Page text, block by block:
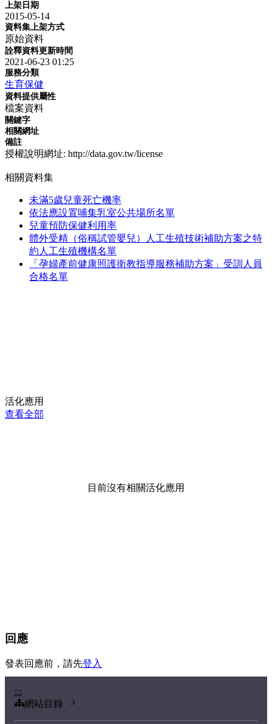
上架日期
2015-05-14
資料集上架方式
原始資料
詮釋資料更新時間
2021-06-23 01:25
服務分類
生育保健
資料提供屬性
檔案資料
關鍵字
相關網址
備註
授權說明網址: http://data.gov.tw/license
相關資料集
未滿5歲兒童死亡機率
依法應設置哺集乳室公共場所名單
兒童預防保健利用率
體外受精（俗稱試管嬰兒）人工生殖技術補助方案之特
約人工生殖機構名單
「孕婦產前健康照護衛教指導服務補助方案」受訓人員
合格名單
活化應用
查看全部
目前沒有相關活化應用
回應
發表回應前，請先登入
:::
網站目錄